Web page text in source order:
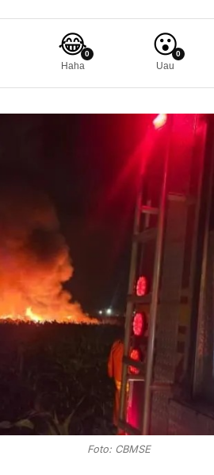
😂0
Haha
😮0
Uau
Foto: CBMSE